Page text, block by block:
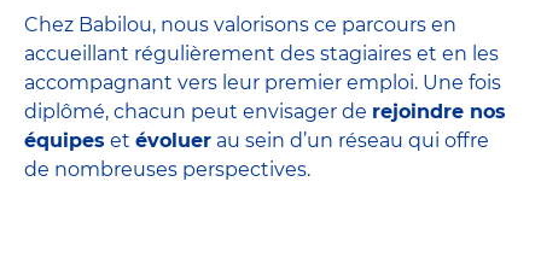
Chez Babilou, nous valorisons ce parcours en
accueillant régulièrement des stagiaires et en les
accompagnant vers leur premier emploi. Une fois
diplômé, chacun peut envisager de rejoindre nos
équipes et évoluer au sein d’un réseau qui offre
de nombreuses perspectives.